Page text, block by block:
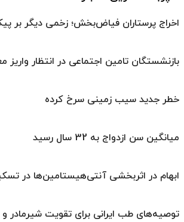
اخراج پرستاران فیاض‌بخش؛ زخمی دیگر بر
بازنشستگان تامین اجتماعی در انتظار واریز
خطر جدید سیب زمینی سرخ کرده
میانگین سن ازدواج به 32 سال رسید
ابهام در اثربخشی آنتی‌هیستامین‌ها در
توصیه‌های طب ایرانی برای تقویت شیرمادر و